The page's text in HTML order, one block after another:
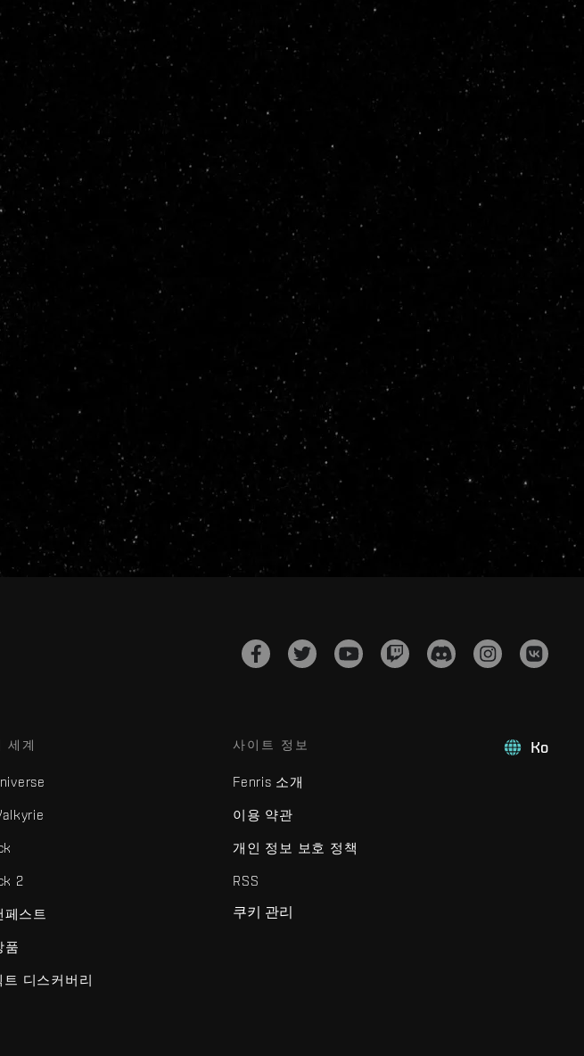
Ko
세계
2
페스트
품
트 디스커버리
사이트 정보
Fenris 소개
이용 약관
개인 정보 보호 정책
RSS
쿠키 관리